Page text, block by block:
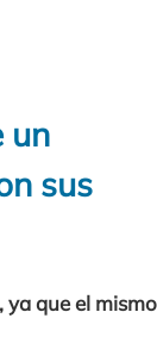
un
sus
ya que el mismo